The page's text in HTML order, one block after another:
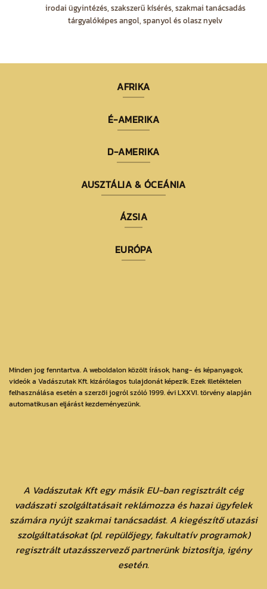
irodai ügyintézés, szakszerű kísérés, szakmai tanácsadás
tárgyalóképes angol, spanyol és olasz nyelv
AFRIKA
É-AMERIKA
D-AMERIKA
AUSZTÁLIA & ÓCEÁNIA
ÁZSIA
EURÓPA
Minden jog fenntartva. A weboldalon közölt írások, hang- és képanyagok,
videók a Vadászutak Kft. kizárólagos tulajdonát képezik. Ezek illetéktelen
felhasználása esetén a szerzői jogról szóló 1999. évi LXXVI. törvény alapján
automatikusan eljárást kezdeményezünk.
A Vadászutak Kft egy másik EU-ban regisztrált cég
vadászati szolgáltatásait reklámozza és hazai ügyfelek
számára nyújt szakmai tanácsadást. A kiegészítő utazási
szolgáltatásokat (pl. repülőjegy, fakultatív programok)
regisztrált utazásszervező partnerünk biztosítja, igény
esetén.